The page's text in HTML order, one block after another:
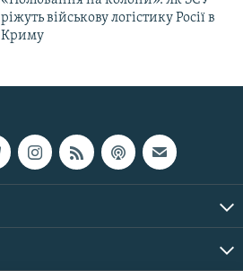
ріжуть військову логістику Росії в
Криму